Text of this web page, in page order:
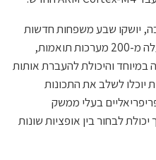
יושקו שבע משפחות חדשות
של מיקרו-בקרי ה-Kinetis עם למעלה מ-200 מערכות תואמות,
במיוחד והיכולת להעברת אותות
יוכלו לשלב את התכונות
בעלי ממשק
לבחור בין אופציות שונות